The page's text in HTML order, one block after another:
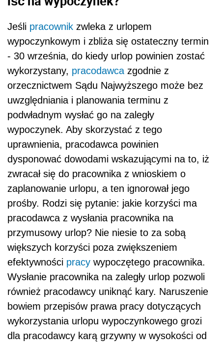
Jeśli pracownik zwleka z urlopem
wypoczynkowym i zbliża się ostateczny termin
- 30 września, do kiedy urlop powinien zostać
wykorzystany, pracodawca zgodnie z
orzecznictwem Sądu Najwyższego może bez
uwzględniania i planowania terminu z
podwładnym wysłać go na zaległy
wypoczynek. Aby skorzystać z tego
uprawnienia, pracodawca powinien
dysponować dowodami wskazującymi na to, iż
zwracał się do pracownika z wnioskiem o
zaplanowanie urlopu, a ten ignorował jego
prośby. Rodzi się pytanie: jakie korzyści ma
pracodawca z wysłania pracownika na
przymusowy urlop? Nie niesie to za sobą
większych korzyści poza zwiększeniem
efektywności pracy wypoczętego pracownika.
Wysłanie pracownika na zaległy urlop pozwoli
również pracodawcy uniknąć kary. Naruszenie
bowiem przepisów prawa pracy dotyczących
wykorzystania urlopu wypoczynkowego grozi
dla pracodawcy karą grzywny w wysokości od